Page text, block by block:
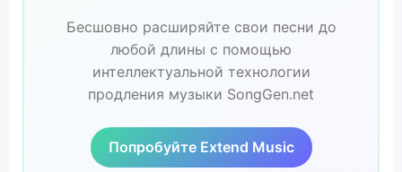
Бесшовно расширяйте свои песни до
любой длины с помощью
интеллектуальной технологии
продления музыки SongGen.net
Попробуйте Extend Music